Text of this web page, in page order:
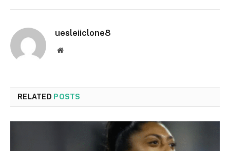
uesleiiclone8
Website
RELATED POSTS